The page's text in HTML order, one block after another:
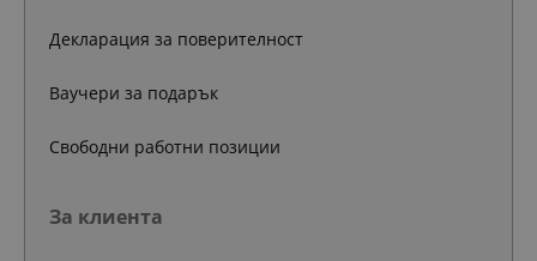
Декларация за поверителност
Ваучери за подарък
Свободни работни позиции
За клиента